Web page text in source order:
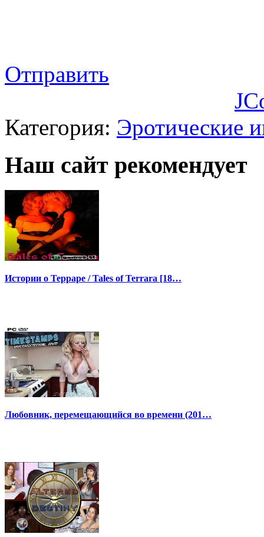
Отправить
Категория: Эротические
Наш сайт рекомендует
Истории о Терраре / Tales of Terrara [18…
Любовник, перемещающийся во времени (201…